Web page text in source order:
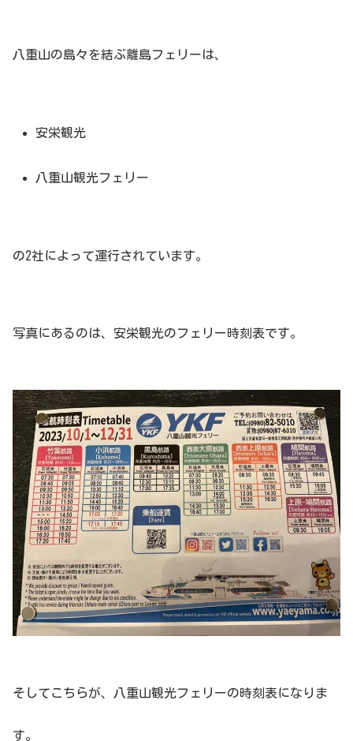
八重山の島々を結ぶ離島フェリーは、
安栄観光
八重山観光フェリー
の2社によって運行されています。
写真にあるのは、安栄観光のフェリー時刻表です。
そしてこちらが、八重山観光フェリーの時刻表になりま
す。